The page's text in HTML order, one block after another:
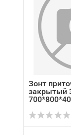
Зонт
закрытый